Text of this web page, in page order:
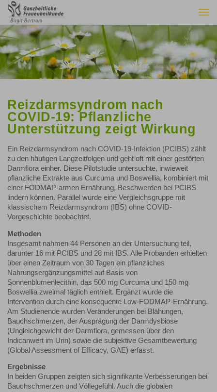
Reizdarmsyndrom nach
COVID-19: Pflanzliche
Unterstützung zeigt Wirkung
Ein Reizdarmsyndrom nach COVID-19-Infektion (PCIBS) zählt
zu den häufigen Langzeitfolgen und geht oft mit einer gestörten
Darmflora einher. Diese Pilotstudie untersuchte, inwieweit
pflanzliche Extrakte aus Curcuma und Boswellia, kombiniert mit
einer FODMAP-armen Ernährung, Beschwerden bei PCIBS
lindern können. Parallel wurde eine Vergleichsgruppe mit
klassischem Reizdarmsyndrom (IBS) ohne COVID-
Vorgeschichte beobachtet.
Methoden
Insgesamt nahmen 44 Personen an der Untersuchung teil,
darunter 16 mit PCIBS und 28 mit IBS. Alle Probanden erhielten
über einen Zeitraum von 30 Tagen ein pflanzliches
Nahrungsergänzungsmittel auf Basis von
Sonnenblumenlecithin, das 500 mg Curcuma und 150 mg
Boswellia zweimal täglich enthielt. Ergänzt wurde die
Intervention durch eine konsequente Low-FODMAP-Ernährung.
Am Studienende wurden Veränderungen bei Blähungen,
Bauchschmerzen, der Ausprägung der Darmdysbiose
(Ungleichgewicht der Darmflora, gemessen über den
Indicanwert im Urin) sowie die subjektive Gesamtbewertung
(Global Assessment of Efficacy, GAE) erfasst.
Ergebnisse
In beiden Gruppen zeigten sich signifikante Verbesserungen bei
Bauchschmerzen und Völlegefühl. Auch die globalen